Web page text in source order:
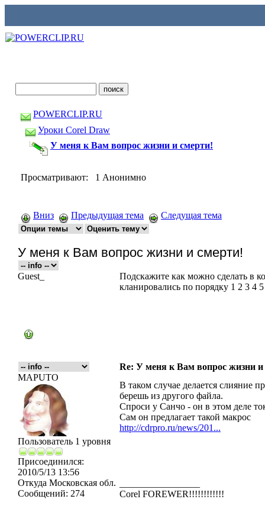
POWERCLIP.RU
Уроки Corel Draw
У меня к Вам вопрос жизни и смерти!
Просматривают: 1 Анонимно
Вниз Предыдущая тема Следущая тема
У меня к Вам вопрос жизни и смерти!
Guest_
Подскажите как можно сделать в
кланировались по порядку 1 2 3 4
Re: У меня к Вам вопрос жизни и
MAPUTO
Пользователь 1 уровня
Присоединился:
2010/5/13 13:56
Откуда Московская обл.
Сообщений: 274
В таком случае делается слияние
берешь из другого файла.
Спроси у Санчо - он в этом деле
Сам он предлагает такой макрос
http://cdrpro.ru/news/201...
Corel FOREWER!!!!!!!!!!!!